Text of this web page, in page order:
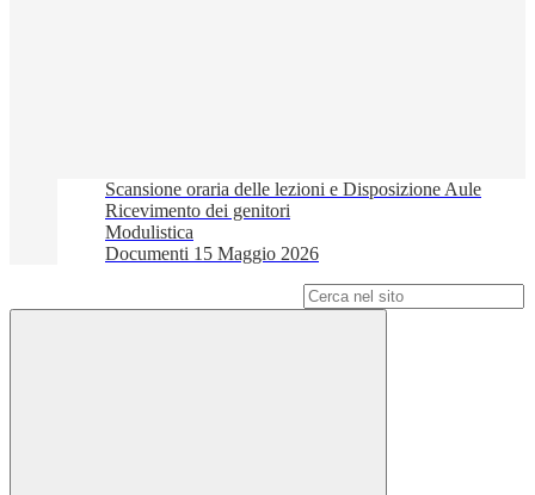
Scansione oraria delle lezioni e Disposizione Aule
Ricevimento dei genitori
Modulistica
Documenti 15 Maggio 2026